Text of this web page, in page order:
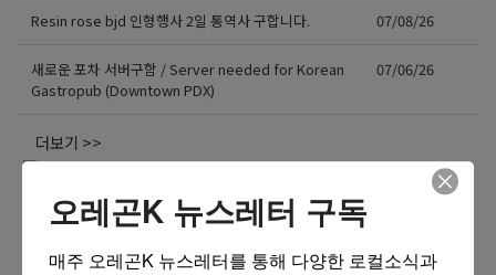
Resin rose bjd 인형행사 2일 통역사 구합니다. 07/08/26
새로운 포차 서버구함 / Server needed for Korean
Gastropub (Downtown PDX)
07/06/26
더보기 >>
오레곤K 뉴스레터 구독
매주 오레곤K 뉴스레터를 통해 다양한 로컬소식과